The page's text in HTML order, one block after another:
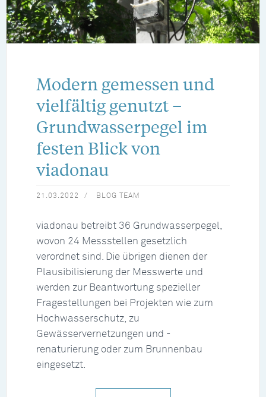
Modern gemessen und
vielfältig genutzt –
Grundwasserpegel im
festen Blick von
viadonau
21.03.2022 BLOG TEAM
viadonau betreibt 36 Grundwasserpegel,
wovon 24 Messstellen gesetzlich
verordnet sind. Die übrigen dienen der
Plausibilisierung der Messwerte und
werden zur Beantwortung spezieller
Fragestellungen bei Projekten wie zum
Hochwasserschutz, zu
Gewässervernetzungen und -
renaturierung oder zum Brunnenbau
eingesetzt.